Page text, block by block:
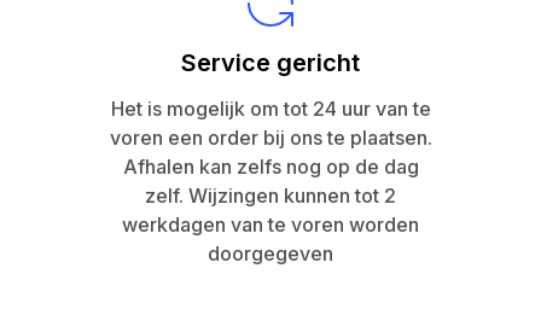
Service gericht
Het is mogelijk om tot 24 uur van te
voren een order bij ons te plaatsen.
Afhalen kan zelfs nog op de dag
zelf. Wijzingen kunnen tot 2
werkdagen van te voren worden
doorgegeven